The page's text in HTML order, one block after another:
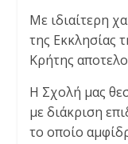
Με ιδιαίτερη
της Εκκλησίας
Κρήτης
Η Σχολή μας
με διάκριση
το οποίο